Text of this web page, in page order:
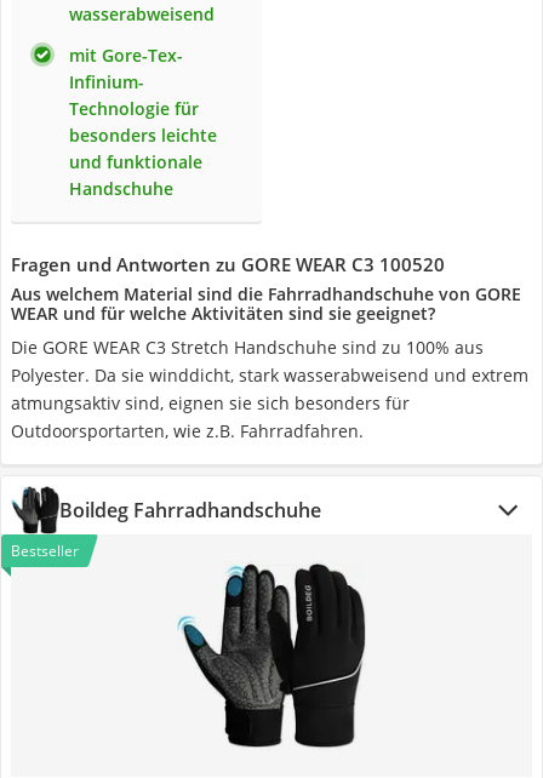
wasserabweisend
mit Gore-Tex-
Infinium-
Technologie für
besonders leichte
und funktionale
Handschuhe
Fragen und Antworten zu GORE WEAR C3 100520
Aus welchem Material sind die Fahrradhandschuhe von GORE
WEAR und für welche Aktivitäten sind sie geeignet?
Die GORE WEAR C3 Stretch Handschuhe sind zu 100% aus
Polyester. Da sie winddicht, stark wasserabweisend und extrem
atmungsaktiv sind, eignen sie sich besonders für
Outdoorsportarten, wie z.B. Fahrradfahren.
Boildeg Fahrradhandschuhe
Bestseller